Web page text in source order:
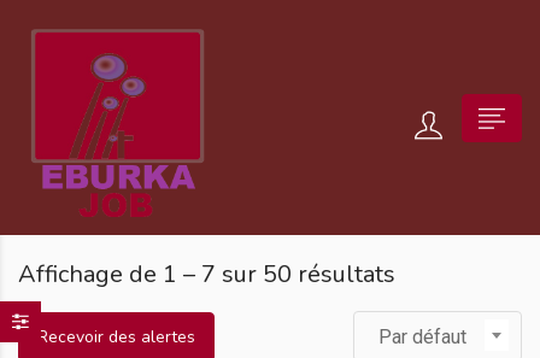
Affichage de 1 – 7 sur 50 résultats
Recevoir des alertes Par défaut